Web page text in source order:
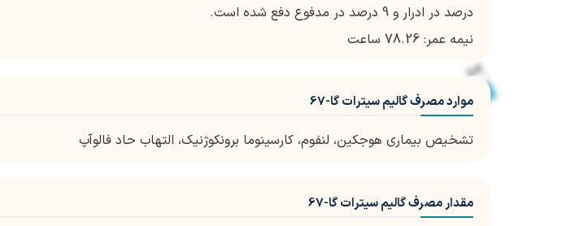
درصد در ادرار و 9 درصد در مدفوع دفع شده است.
نیمه عمر: 78.26 ساعت
موارد مصرف گالیم سیترات گا-67
تشخیص بیماری هوجکین، لنفوم، کارسینوما برونکوژنیک، التهاب حاد فالوآپ
مقدار مصرف گالیم سیترات گا-67